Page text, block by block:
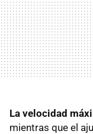
La velocidad
mientras que el